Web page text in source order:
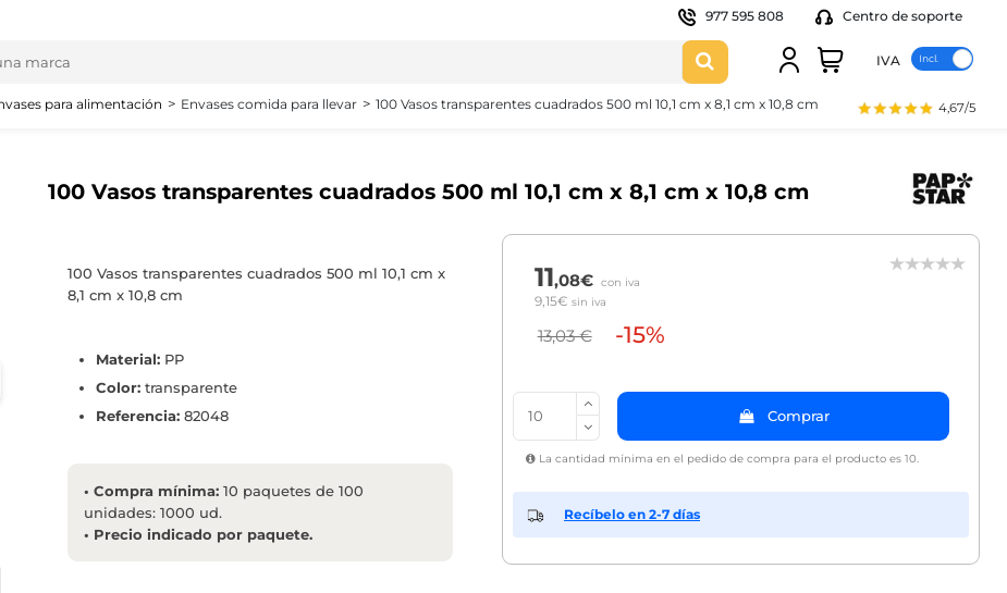
977 595 808 Centro de soporte
IVA
4,67/5
para alimentación Envases comida para llevar 100 Vasos transparentes cuadrados 500 ml 10,1 cm x 8,1 cm x 10,8 cm
100 Vasos transparentes cuadrados 500 ml 10,1 cm x 8,1 cm x 10,8 cm
100 Vasos transparentes cuadrados 500 ml 10,1 cm x
8,1 cm x 10,8 cm
Material:PP
Color:transparente
Referencia: 82048
• Compra mínima: 10 paquetes de 100
unidades: 1000 ud.
• Precio indicado por paquete.
11,08€ con iva
9,15€ sin iva
13,03 € -15%
Comprar
La cantidad mínima en el pedido de compra para el producto es 10.
Recíbelo en 2-7 días